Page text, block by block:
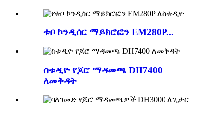
ቱቦ ኮንዲሰር ማይክሮፎን EM280P...
ስቱዲዮ የጆሮ ማዳመጫ DH7400
ለመቅዳት